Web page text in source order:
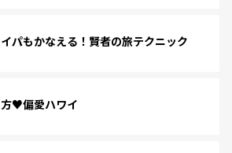
パもかなえる！賢者の旅テクニック
♥偏愛ハワイ